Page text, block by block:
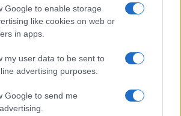
Google to enable storage
like cookies on web or
in apps.
my user data to be sent to
advertising purposes.
Google to send me
που μας ενώνει κάθε μέρα.
ΤΟ ΚΑΛΟΚΑΙΡΙ ΣΟΥ →